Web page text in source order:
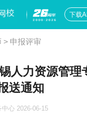
下载
> 申报评审
人力资源管理
送通知
中心 2026-06-15